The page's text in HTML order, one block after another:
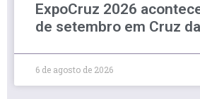
ExpoCruz 2026
de setembro em Cruz
6 de agosto de 2026